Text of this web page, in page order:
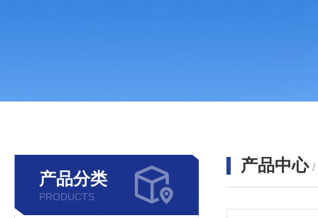
产品分类
PRODUCTS
产品中心 /